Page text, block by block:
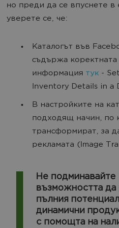
но преди да се впуснете в
уверете се, че:
Каталогът във
съдържа
информация тук -
Inventory Details in a
В настройките на
подходящ начин, по
трансформират, за
рекламата (Image
Не подминавайте
възможността да
пълния
динамични
с помощта на